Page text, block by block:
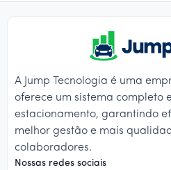
A Jump Tecnologia é uma
oferece um sistema completo
estacionamento, garantindo
melhor gestão e mais
colaboradores.
Nossas redes sociais